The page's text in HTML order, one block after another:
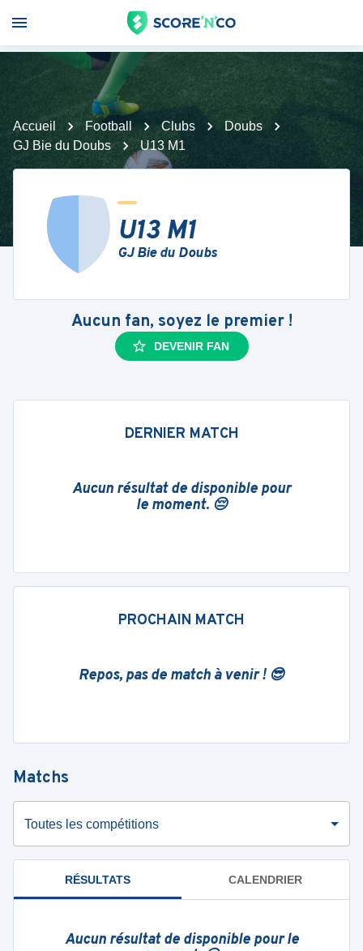
Accueil Football Clubs
Doubs
GJ Bie du Doubs
U13 M1
U13 M1
GJ Bie du Doubs
Aucun fan, soyez le premier !
DEVENIR FAN
DERNIER MATCH
Aucun résultat de disponible pour
le moment. 😔
PROCHAIN MATCH
Repos, pas de match à venir ! 😎
Matchs
Toutes les compétitions
RÉSULTATS CALENDRIER
Aucun résultat de disponible pour le